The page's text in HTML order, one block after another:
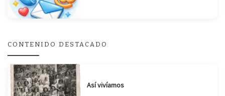
CONTENIDO DESTACADO
Así vivíamos
Suscribirse